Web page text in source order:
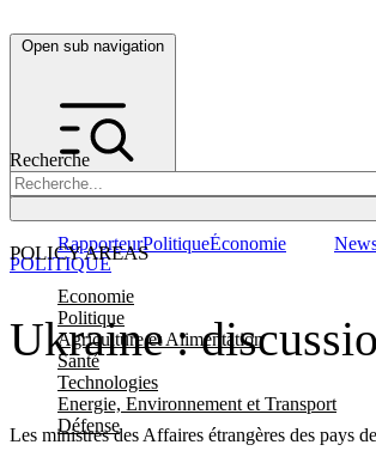
Open sub navigation
Recherche
POLICY AREAS
Economie
Politique
Agriculture et Alimentation
Santé
Technologies
Energie, Environnement et Transport
Défense
RapporteurPolitiqueÉconomie
Ukraine :
Les ministres des Affaires étrangères des pays
POLITIQUE